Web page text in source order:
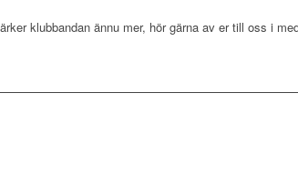
klubbandan ännu mer, hör gärna av er till oss i